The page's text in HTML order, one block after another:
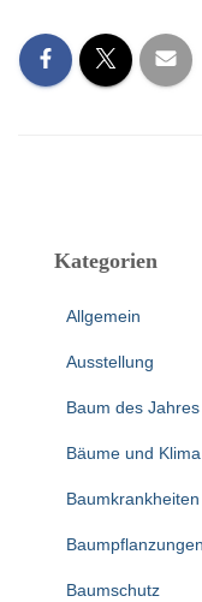
Kategorien
Allgemein
Ausstellung
Baum des Jahres
Bäume und Klima
Baumkrankheiten
Baumpflanzungen
Baumschutz